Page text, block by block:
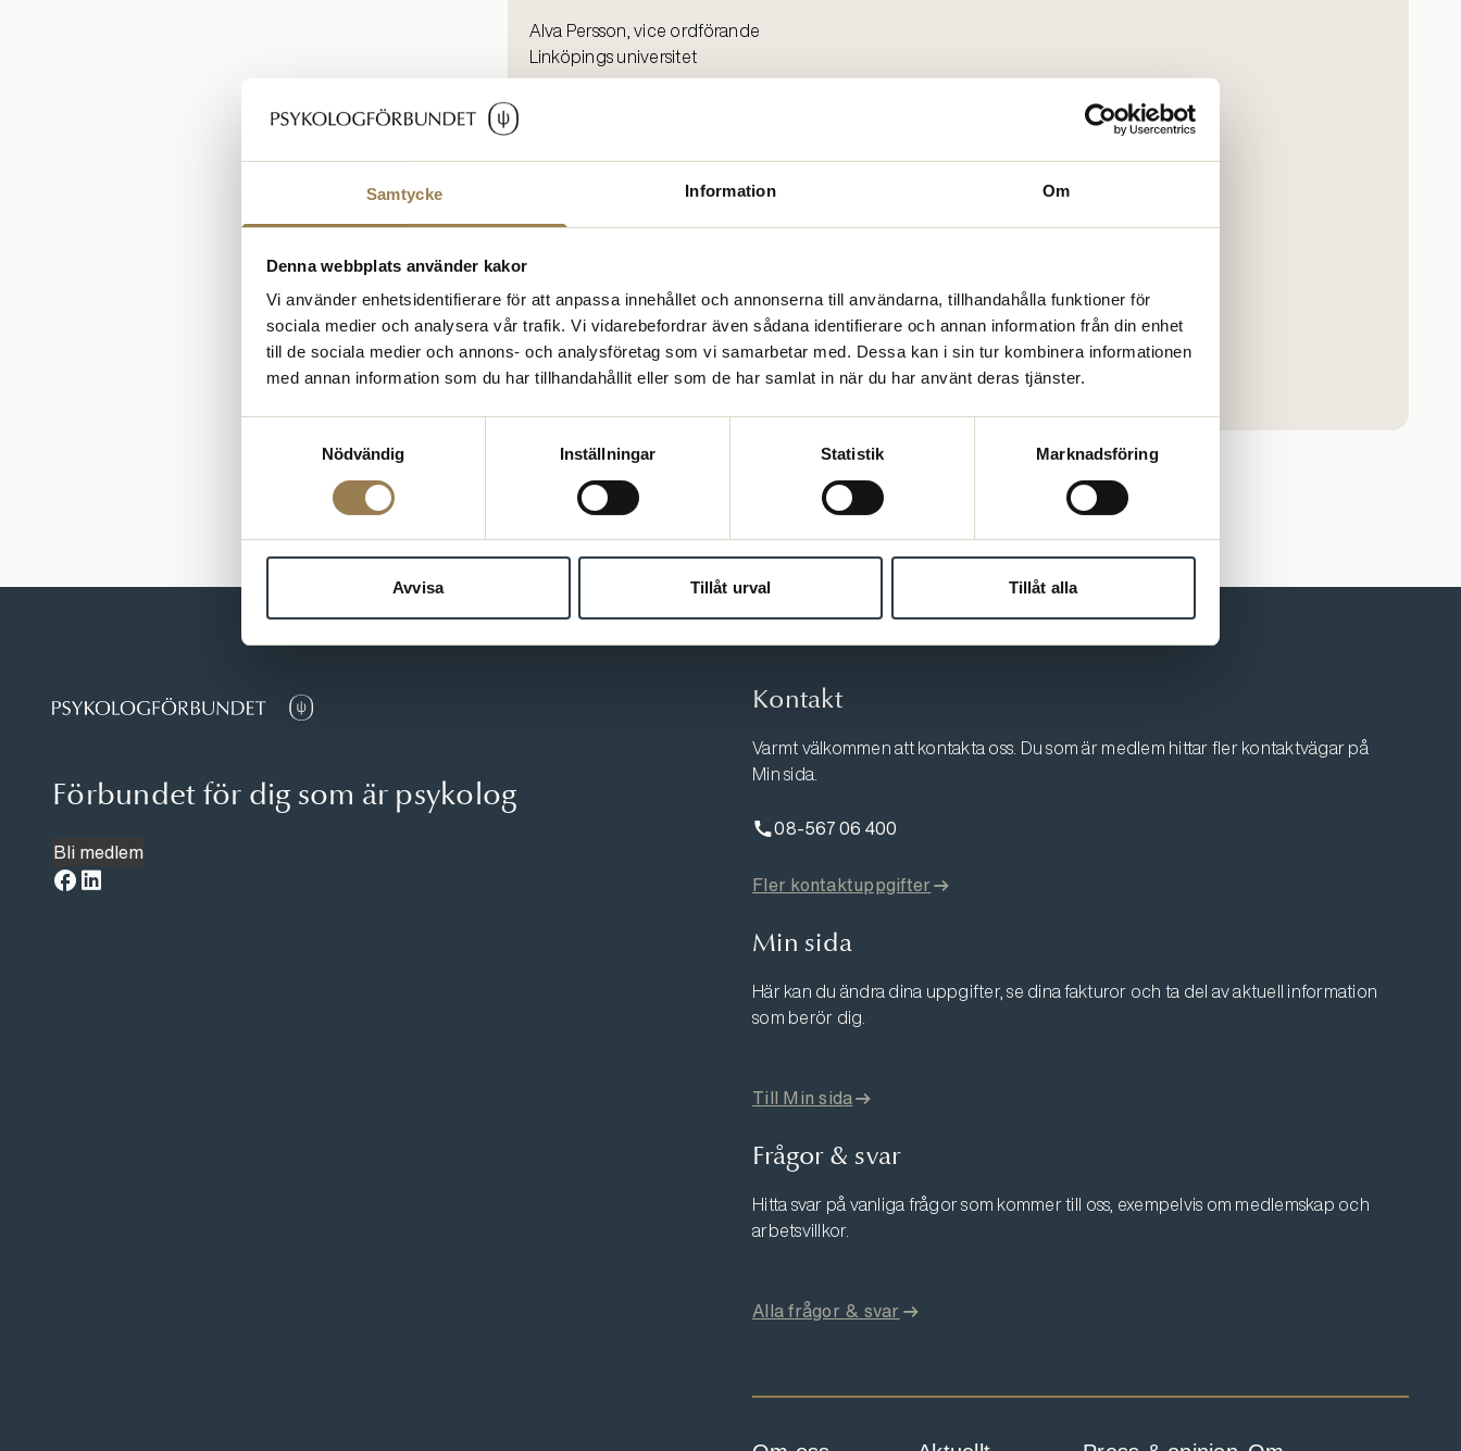
Samtycke Information Om
Denna webbplats använder kakor
Vi använder enhetsidentifierare för att anpassa innehållet och annonserna till användarna, tillhandahålla funktioner för
sociala medier och analysera vår trafik. Vi vidarebefordrar även sådana identifierare och annan information från din enhet
till de sociala medier och annons- och analysföretag som vi samarbetar med. Dessa kan i sin tur kombinera informationen
med annan information som du har tillhandahållit eller som de har samlat in när du har använt deras tjänster.
Nödvändig
Inställningar Statistik Marknadsföring
Avvisa Tillåt urval Tillåt alla
Alva Persson, vice ordförande
Linköpings universitet
Kontakta oss
Kontakta oss via e-post till studeranderadet@psykologforbundet.se
Förbundet för dig som är psykolog
Bli medlem
Kontakt
Varmt välkommen att kontakta oss. Du som är medlem hittar fler kontaktvägar på
Min sida.
08-567 06 400
Fler kontaktuppgifter
Min sida
Här kan du ändra dina uppgifter, se dina fakturor och ta del av aktuell information
som berör dig.
Till Min sida
Frågor & svar
Hitta svar på vanliga frågor som kommer till oss, exempelvis om medlemskap och
arbetsvillkor.
Alla frågor & svar